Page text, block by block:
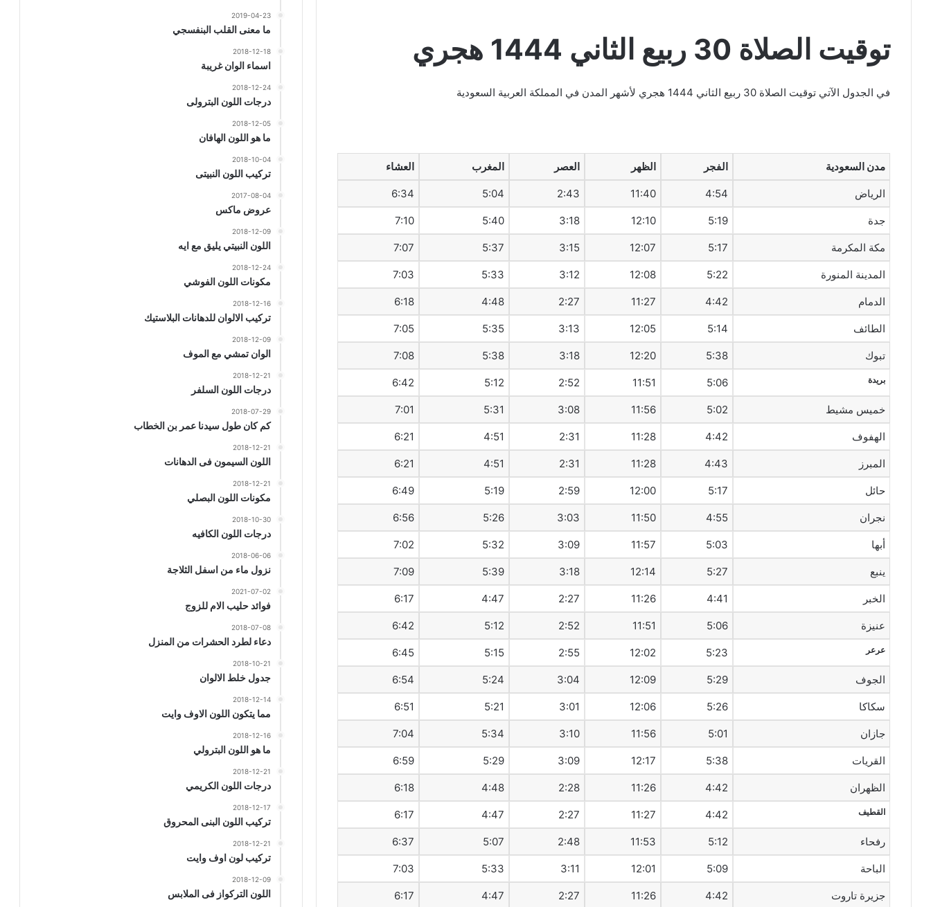
توقيت الصلاة 30 ربيع الثاني 1444 هجري
في الجدول الآتي توقيت الصلاة 30 ربيع الثاني 1444 هجري لأشهر المدن في المملكة العربية السعودية
مدن السعودية الفجر الظهر العصر المغرب العشاء
الرياض 4:54
11:40
2:43
5:04
6:34
جدة 5:19
12:10
3:18
5:40
7:10
مكة المكرمة 5:17
12:07
3:15
5:37
7:07
المدينة المنورة 5:22
12:08
3:12
5:33
7:03
الدمام 4:42
11:27
2:27
4:48
6:18
الطائف 5:14
12:05
3:13
5:35
7:05
تبوك 5:38
12:20
3:18
5:38
7:08
بريدة 5:06
11:51
2:52
5:12
6:42
خميس مشيط 5:02
11:56
3:08
5:31
7:01
الهفوف‎ 4:42
11:28
2:31
4:51
6:21
المبرز 4:43
11:28
2:31
4:51
6:21
حائل 5:17
12:00
2:59
5:19
6:49
نجران 4:55
11:50
3:03
5:26
6:56
أبها 5:03
11:57
3:09
5:32
7:02
ينبع 5:27
12:14
3:18
5:39
7:09
الخبر 4:41
11:26
2:27
4:47
6:17
عنيزة 5:06
11:51
2:52
5:12
6:42
عرعر 5:23
12:02
2:55
5:15
6:45
الجوف 5:29
12:09
3:04
5:24
6:54
سكاكا 5:26
12:06
3:01
5:21
6:51
جازان 5:01
11:56
3:10
5:34
7:04
القريات 5:38
12:17
3:09
5:29
6:59
الظهران 4:42
11:26
2:28
4:48
6:18
القطيف‎ 4:42
11:27
2:27
4:47
6:17
رفحاء 5:12
11:53
2:48
5:07
6:37
الباحة 5:09
12:01
3:11
5:33
7:03
جزيرة تاروت 4:42
11:26
2:27
4:47
6:17
2019-04-23
ما معنى القلب البنفسجي
2018-12-18
اسماء الوان غريبة
2018-12-24
درجات اللون البترولى
2018-12-05
ما هو اللون الهافان
2018-10-04
تركيب اللون النبيتى
2017-08-04
عروض ماكس
2018-12-09
اللون النبيتي يليق مع ايه
2018-12-24
مكونات اللون الفوشي
2018-12-16
تركيب الالوان للدهانات البلاستيك
2018-12-09
الوان تمشي مع الموف
2018-12-21
درجات اللون السلفر
2018-07-29
كم كان طول سيدنا عمر بن الخطاب
2018-12-21
اللون السيمون فى الدهانات
2018-12-21
مكونات اللون البصلي
2018-10-30
درجات اللون الكافيه
2018-06-06
نزول ماء من اسفل الثلاجة
2021-07-02
فوائد حليب الام للزوج
2018-07-08
دعاء لطرد الحشرات من المنزل
2018-10-21
جدول خلط الالوان
2018-12-14
مما يتكون اللون الاوف وايت
2018-12-16
ما هو اللون البترولي
2018-12-21
درجات اللون الكريمي
2018-12-17
تركيب اللون البنى المحروق
2018-12-21
تركيب لون اوف وايت
2018-12-09
اللون التركواز فى الملابس